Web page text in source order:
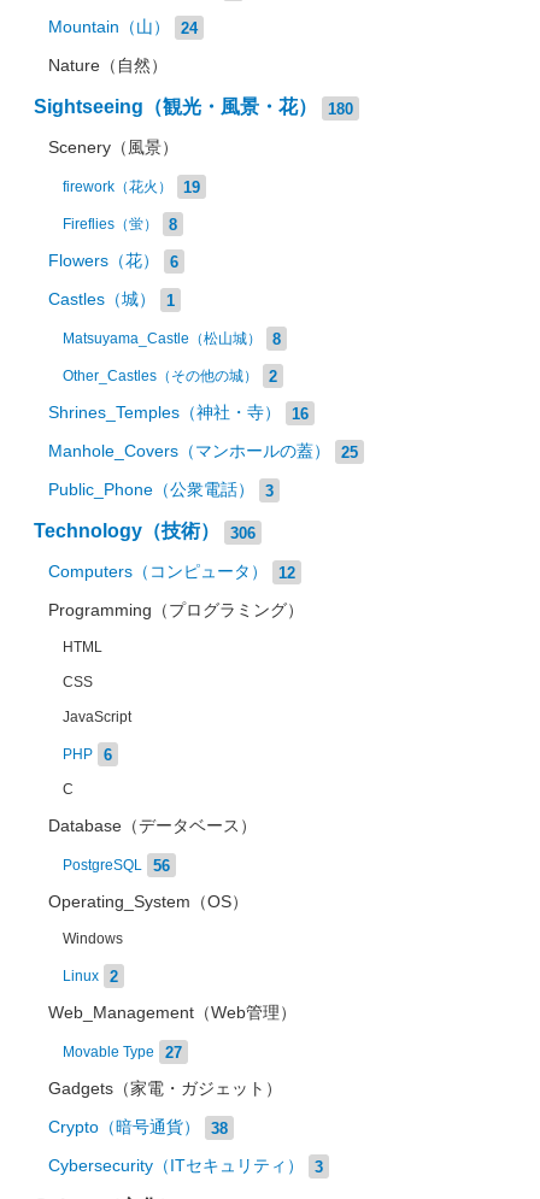
Mountain（山） 24
Nature（自然）
Sightseeing（観光・風景・花） 180
Scenery（風景）
firework（花火） 19
Fireflies（蛍） 8
Flowers（花） 6
Castles（城） 1
Matsuyama_Castle（松山城） 8
Other_Castles（その他の城） 2
Shrines_Temples（神社・寺） 16
Manhole_Covers（マンホールの蓋） 25
Public_Phone（公衆電話） 3
Technology（技術） 306
Computers（コンピュータ） 12
Programming（プログラミング）
HTML
CSS
JavaScript
PHP 6
C
Database（データベース）
PostgreSQL 56
Operating_System（OS）
Windows
Linux 2
Web_Management（Web管理）
Movable Type 27
Gadgets（家電・ガジェット）
Crypto（暗号通貨） 38
Cybersecurity（ITセキュリティ） 3